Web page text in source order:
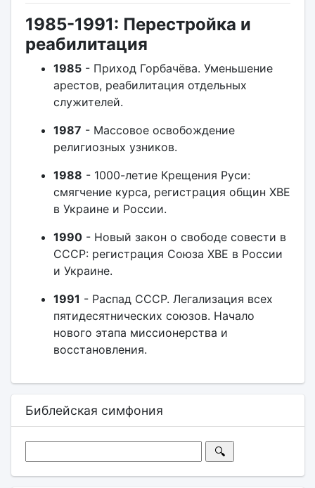
1985-1991: Перестройка и
реабилитация
1985- Приход Горбачёва. Уменьшение
арестов, реабилитация отдельных
служителей.
1987 - Массовое освобождение
религиозных узников.
1988 - 1000-летие Крещения Руси:
смягчение курса, регистрация общин ХВЕ
в Украине и России.
1990- Новый закон о свободе совести в
СССР: регистрация Союза ХВЕ в России
и Украине.
1991 - Распад СССР. Легализация всех
пятидесятнических союзов. Начало
нового этапа миссионерства и
восстановления.
Библейская симфония